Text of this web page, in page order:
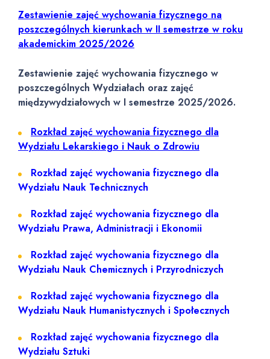
Zestawienie zajęć wychowania fizycznego na
poszczególnych kierunkach w II semestrze w roku
akademickim 2025/2026
Zestawienie zajęć wychowania fizycznego w
poszczególnych Wydziałach oraz zajęć
międzywydziałowych w I semestrze 2025/2026.
Rozkład zajęć wychowania fizycznego dla
Wydziału Lekarskiego i Nauk o Zdrowiu
Rozkład zajęć wychowania fizycznego dla
Wydziału Nauk Technicznych
Rozkład zajęć wychowania fizycznego dla
Wydziału Prawa, Administracji i Ekonomii
Rozkład zajęć wychowania fizycznego dla
Wydziału Nauk Chemicznych i Przyrodniczych
Rozkład zajęć wychowania fizycznego dla
Wydziału Nauk Humanistycznych i Społecznych
Rozkład zajęć wychowania fizycznego dla
Wydziału Sztuki